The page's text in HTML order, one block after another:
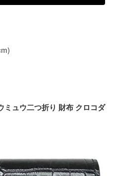
ュウ二つ折り 財布 クロコダ